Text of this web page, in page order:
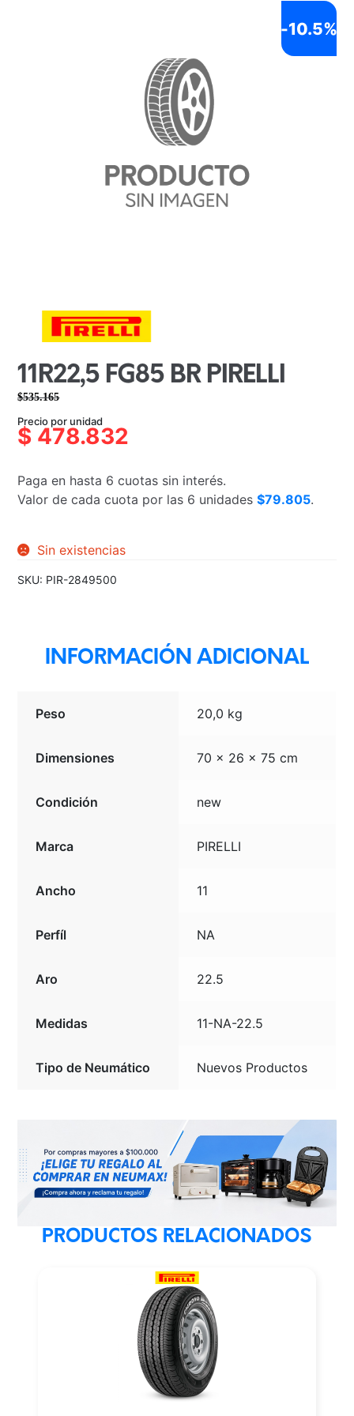
11R22,5 FG85 BR PIRELLI
$535.165
precio
original
$535.165.
precio
actual
$478.832.
Precio por unidad
$ 478.832
Paga en hasta 6 cuotas sin interés.
Valor de cada cuota por las 6 unidades$79.805.
-10.5%
Sin existencias
SKU: PIR-2849500
INFORMACIÓN ADICIONAL
Peso 20,0 kg
Dimensiones 70 × 26 × 75 cm
Condición new
Marca PIRELLI
Ancho 11
Perfíl NA
Aro 22.5
Medidas 11-NA-22.5
Tipo de Neumático Nuevos Productos
PRODUCTOS RELACIONADOS